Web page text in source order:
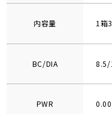
内容量 1箱
BC/DIA 8.5/
PWR